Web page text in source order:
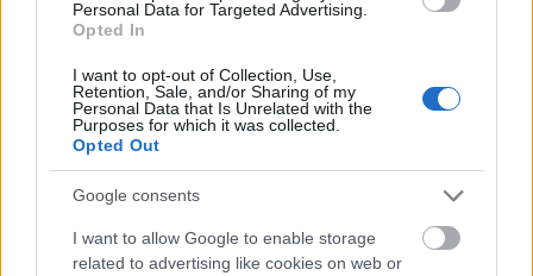
Personal Data for Targeted Advertising.
Opted In
I want to opt-out of Collection, Use,
Retention, Sale, and/or Sharing of my
Personal Data that Is Unrelated with the
Purposes for which it was collected.
Opted Out
Google consents
I want to allow Google to enable storage
related to advertising like cookies on web or
Egy legendás történet megható pillanatai a
Popfesztivál 40-ben!
A revizor – Vígszínház Szilveszter